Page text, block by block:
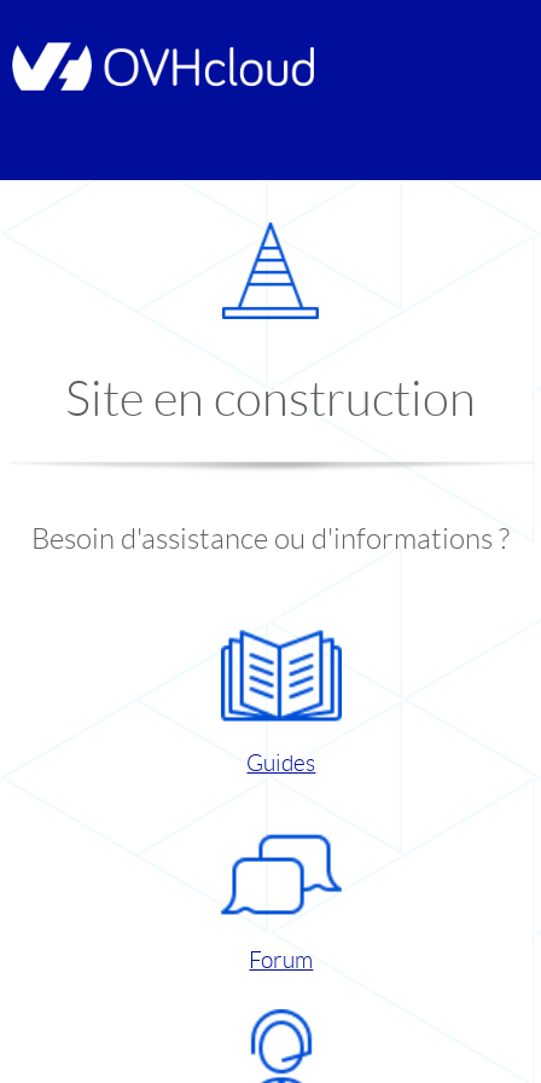
Site en construction
Besoin d'assistance ou d'informations ?
Guides
Forum